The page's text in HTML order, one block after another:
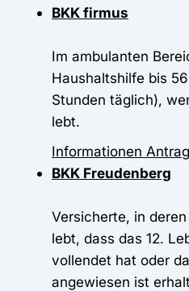
BKK firmus
Im ambulanten
Haushaltshilfe bis
Stunden täglich),
lebt.
Informationen Antrag
BKK Freudenberg
Versicherte, in
lebt, dass das 12.
vollendet hat oder
angewiesen ist